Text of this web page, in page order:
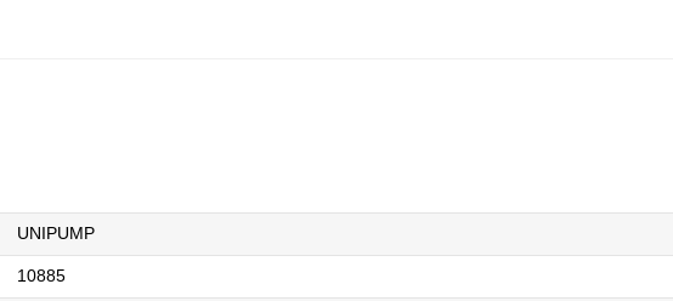
UNIPUMP
10885